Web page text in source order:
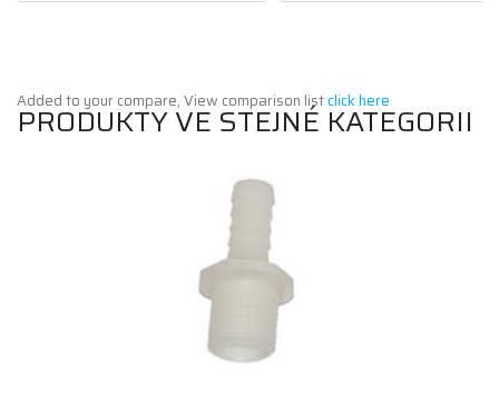
Added to your compare, View comparison listclick here
PRODUKTY VE STEJNÉ KATEGORII